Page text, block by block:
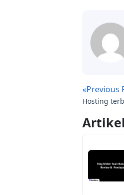
«Previous
Hosting
Artikel